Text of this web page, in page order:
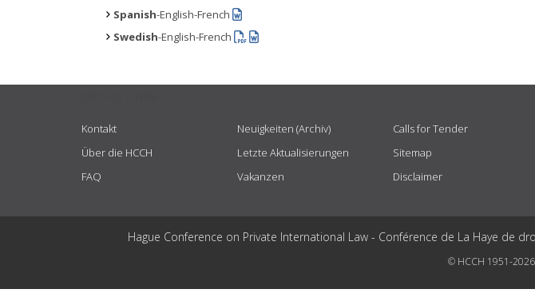
Spanish-English-French
Swedish-English-French
Kontakt
Über die HCCH
FAQ
Neuigkeiten (Archiv)
Letzte Aktualisierungen
Vakanzen
Calls for Tender
Sitemap
Disclaimer
Hague Conference on Private International Law - Conférence de La Haye de
© HCCH 1951-